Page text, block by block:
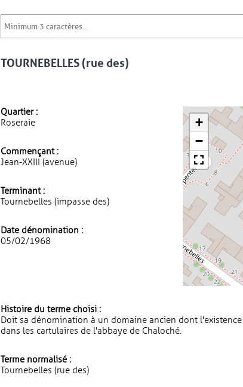
TOURNEBELLES (rue des)
Quartier :
Roseraie
Commençant :
Jean-XXIII (avenue)
Terminant :
Tournebelles (impasse des)
Date dénomination :
05/02/1968
+
−
Histoire du terme choisi :
Doit sa dénomination à un domaine ancien dont
dans les cartulaires de l'abbaye de Chaloché.
Terme normalisé :
Tournebelles (rue des)